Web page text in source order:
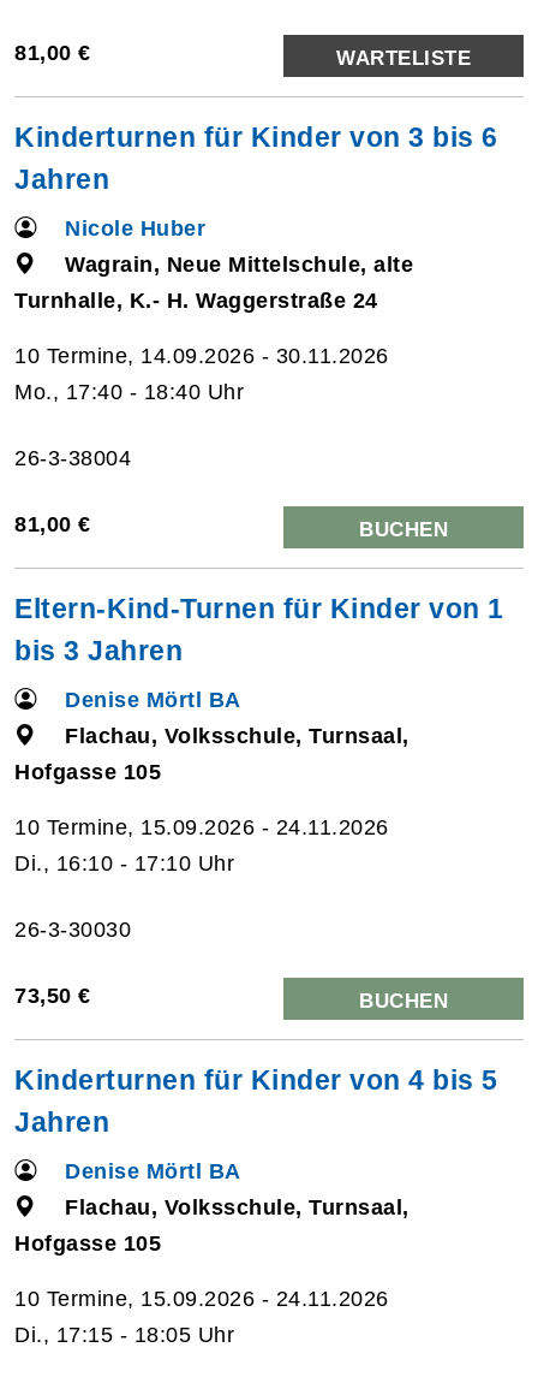
81,00 € WARTELISTE
Kinderturnen für Kinder von 3 bis 6
Jahren
Nicole Huber
Wagrain, Neue Mittelschule, alte
Turnhalle, K.- H. Waggerstraße 24
10 Termine, 14.09.2026 - 30.11.2026
Mo., 17:40 - 18:40 Uhr
26-3-38004
81,00 € BUCHEN
Eltern-Kind-Turnen für Kinder von 1
bis 3 Jahren
Denise Mörtl BA
Flachau, Volksschule, Turnsaal,
Hofgasse 105
10 Termine, 15.09.2026 - 24.11.2026
Di., 16:10 - 17:10 Uhr
26-3-30030
73,50 € BUCHEN
Kinderturnen für Kinder von 4 bis 5
Jahren
Denise Mörtl BA
Flachau, Volksschule, Turnsaal,
Hofgasse 105
10 Termine, 15.09.2026 - 24.11.2026
Di., 17:15 - 18:05 Uhr